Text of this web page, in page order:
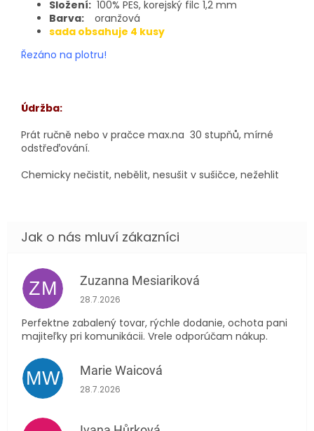
Složení: 100% PES, korejský filc 1,2 mm
Barva:
oranžová
sada obsahuje 4 kusy
Řezáno na plotru!
Údržba:
Prát ručně nebo v pračce max.na 30 stupňů, mírné
odstřeďování.
Chemicky nečistit, nebělit, nesušit v sušičce, nežehlit
ZM Zuzanna Mesiariková
Hodnocení obchodu je 5 z 5 hvězdiček.
28.7.2026
Perfektne zabalený tovar, rýchle dodanie, ochota pani
majiteľky pri komunikácii. Vrele odporúčam nákup.
MW Marie Waicová
Hodnocení obchodu je 5 z 5 hvězdiček.
28.7.2026